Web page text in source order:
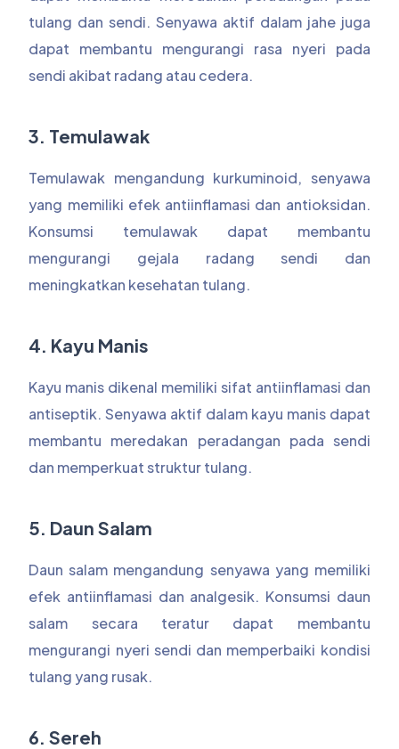
tulang dan sendi. Senyawa aktif dalam jahe juga
dapat membantu mengurangi rasa nyeri pada
sendi akibat radang atau cedera.
3. Temulawak
Temulawak mengandung kurkuminoid, senyawa
yang memiliki efek antiinflamasi dan antioksidan.
Konsumsi temulawak dapat membantu
mengurangi gejala radang sendi dan
meningkatkan kesehatan tulang.
4. Kayu Manis
Kayu manis dikenal memiliki sifat antiinflamasi dan
antiseptik. Senyawa aktif dalam kayu manis dapat
membantu meredakan peradangan pada sendi
dan memperkuat struktur tulang.
5. Daun Salam
Daun salam mengandung senyawa yang memiliki
efek antiinflamasi dan analgesik. Konsumsi daun
salam secara teratur dapat membantu
mengurangi nyeri sendi dan memperbaiki kondisi
tulang yang rusak.
6. Sereh